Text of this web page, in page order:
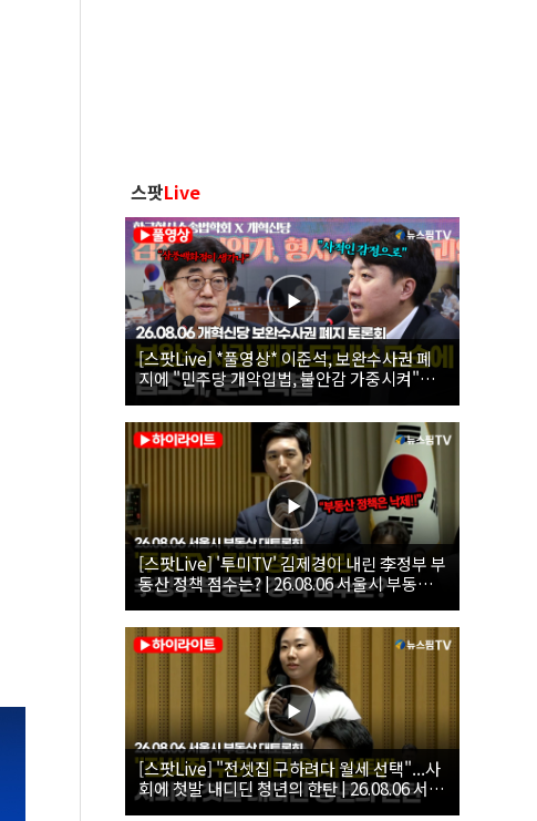
스팟Live
[스팟Live] *풀영상* 이준석, 보완수사권 폐
지에 "민주당 개악입법, 불안감 가중시켜"｜
26.08.06 개혁신당 보완수사권 폐지 토론회
[스팟Live] '투미TV' 김제경이 내린 李정부 부
동산 정책 점수는? | 26.08.06 서울시 부동산
대토론회
[스팟Live] "전셋집 구하려다 월세 선택"...사
회에 첫발 내디딘 청년의 한탄 | 26.08.06 서울
시 부동산 대토론회